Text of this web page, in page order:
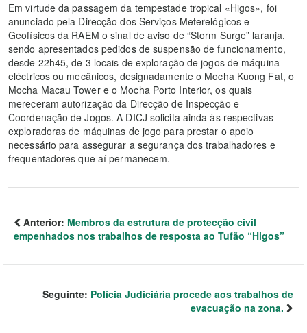
Em virtude da passagem da tempestade tropical «Higos», foi
anunciado pela Direcção dos Serviços Meterelógicos e
Geofísicos da RAEM o sinal de aviso de “Storm Surge” laranja,
sendo apresentados pedidos de suspensão de funcionamento,
desde 22h45, de 3 locais de exploração de jogos de máquina
eléctricos ou mecânicos, designadamente o Mocha Kuong Fat, o
Mocha Macau Tower e o Mocha Porto Interior, os quais
mereceram autorização da Direcção de Inspecção e
Coordenação de Jogos. A DICJ solicita ainda às respectivas
exploradoras de máquinas de jogo para prestar o apoio
necessário para assegurar a segurança dos trabalhadores e
frequentadores que aí permanecem.
Anterior: Membros da estrutura de protecção civil
empenhados nos trabalhos de resposta ao Tufão “Higos”
Seguinte: Polícia Judiciária procede aos trabalhos de
evacuação na zona.